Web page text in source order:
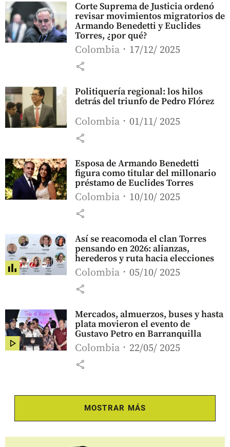
Corte Suprema de Justicia ordenó
revisar movimientos migratorios de
Armando Benedetti y Euclides
Torres, ¿por qué?
Colombia 17/12/ 2025
share
Politiquería regional: los hilos
detrás del triunfo de Pedro Flórez
Colombia 01/11/ 2025
share
Esposa de Armando Benedetti
figura como titular del millonario
préstamo de Euclides Torres
Colombia 10/10/ 2025
share
Así se reacomoda el clan Torres
pensando en 2026: alianzas,
herederos y ruta hacia elecciones
Colombia 05/10/ 2025
share
Mercados, almuerzos, buses y hasta
plata movieron el evento de
Gustavo Petro en Barranquilla
Colombia 22/05/ 2025
share
MOSTRAR MÁS